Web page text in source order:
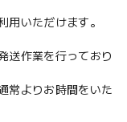
用いただけます。
送作業を行っており
常よりお時間をいた